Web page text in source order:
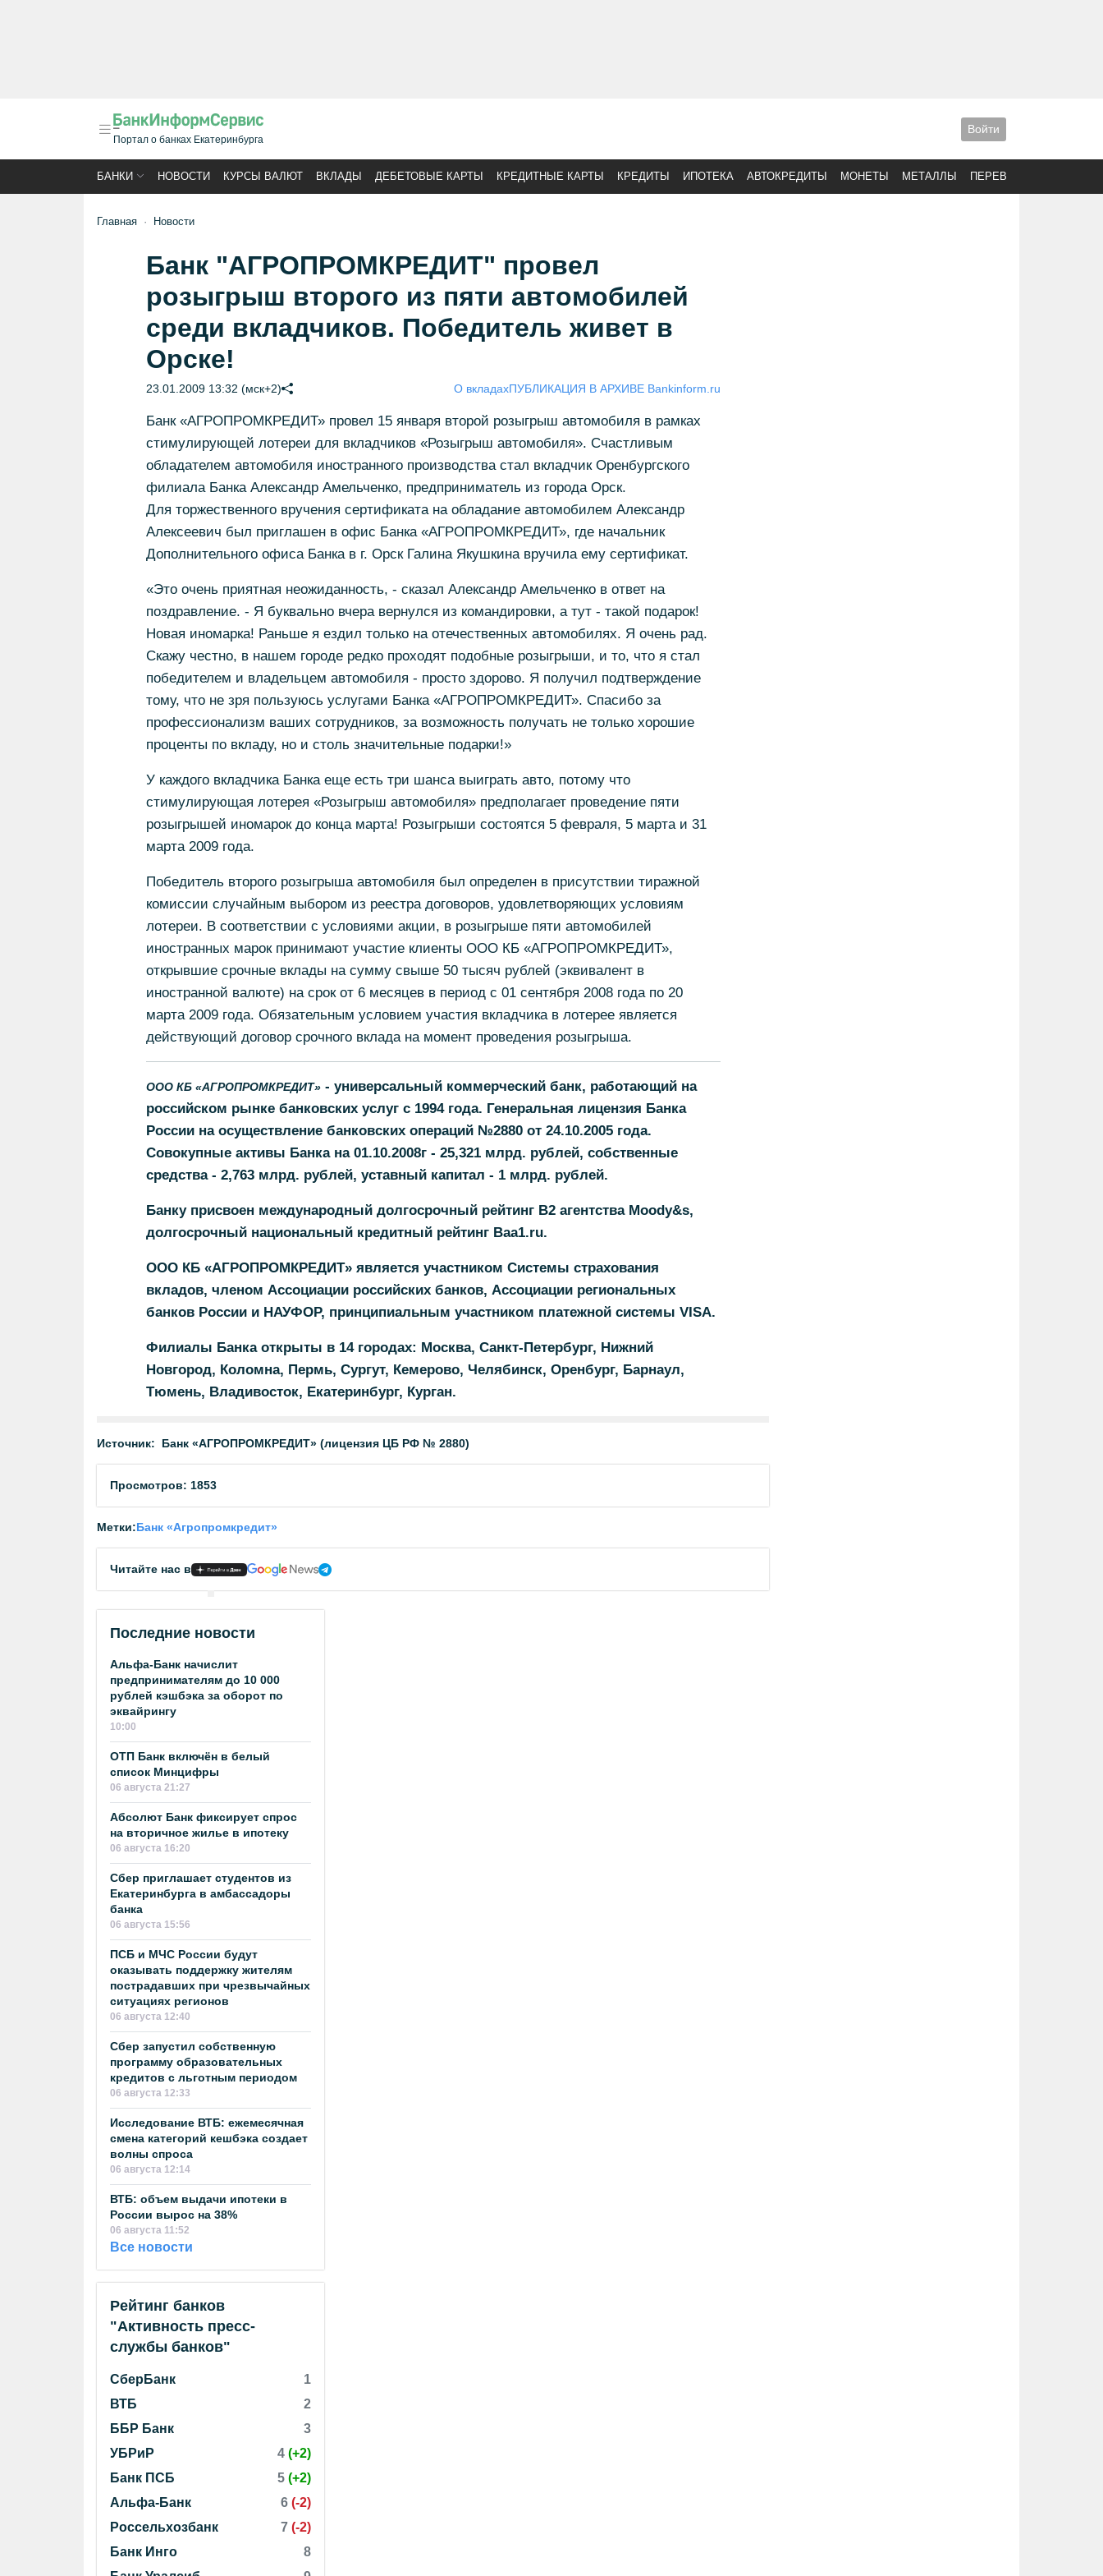
Портал о банках Екатеринбурга
Войти
БАНКИ НОВОСТИ КУРСЫ ВАЛЮТ ВКЛАДЫ ДЕБЕТОВЫЕ КАРТЫ КРЕДИТНЫЕ КАРТЫ КРЕДИТЫ ИПОТЕКА АВТОКРЕДИТЫ МОНЕТЫ МЕТАЛЛЫ ПЕРЕВОДЫ
Главная Новости
Банк "АГРОПРОМКРЕДИТ" провел
розыгрыш второго из пяти автомобилей
среди вкладчиков. Победитель живет в
Орске!
23.01.2009 13:32 (мск+2) О вкладахПУБЛИКАЦИЯ В АРХИВЕ Bankinform.ru
Банк «АГРОПРОМКРЕДИТ» провел 15 января второй розыгрыш автомобиля в рамках
стимулирующей лотереи для вкладчиков «Розыгрыш автомобиля». Счастливым
обладателем автомобиля иностранного производства стал вкладчик Оренбургского
филиала Банка Александр Амельченко, предприниматель из города Орск.
Для торжественного вручения сертификата на обладание автомобилем Александр
Алексеевич был приглашен в офис Банка «АГРОПРОМКРЕДИТ», где начальник
Дополнительного офиса Банка в г. Орск Галина Якушкина вручила ему сертификат.
«Это очень приятная неожиданность, - сказал Александр Амельченко в ответ на
поздравление. - Я буквально вчера вернулся из командировки, а тут - такой подарок!
Новая иномарка! Раньше я ездил только на отечественных автомобилях. Я очень рад.
Скажу честно, в нашем городе редко проходят подобные розыгрыши, и то, что я стал
победителем и владельцем автомобиля - просто здорово. Я получил подтверждение
тому, что не зря пользуюсь услугами Банка «АГРОПРОМКРЕДИТ». Спасибо за
профессионализм ваших сотрудников, за возможность получать не только хорошие
проценты по вкладу, но и столь значительные подарки!»
У каждого вкладчика Банка еще есть три шанса выиграть авто, потому что
стимулирующая лотерея «Розыгрыш автомобиля» предполагает проведение пяти
розыгрышей иномарок до конца марта! Розыгрыши состоятся 5 февраля, 5 марта и 31
марта 2009 года.
Победитель второго розыгрыша автомобиля был определен в присутствии тиражной
комиссии случайным выбором из реестра договоров, удовлетворяющих условиям
лотереи. В соответствии с условиями акции, в розыгрыше пяти автомобилей
иностранных марок принимают участие клиенты ООО КБ «АГРОПРОМКРЕДИТ»,
открывшие срочные вклады на сумму свыше 50 тысяч рублей (эквивалент в
иностранной валюте) на срок от 6 месяцев в период с 01 сентября 2008 года по 20
марта 2009 года. Обязательным условием участия вкладчика в лотерее является
действующий договор срочного вклада на момент проведения розыгрыша.
ООО КБ «АГРОПРОМКРЕДИТ»- универсальный коммерческий банк, работающий на
российском рынке банковских услуг с 1994 года. Генеральная лицензия Банка
России на осуществление банковских операций №2880 от 24.10.2005 года.
Совокупные активы Банка на 01.10.2008г - 25,321 млрд. рублей, собственные
средства - 2,763 млрд. рублей, уставный капитал - 1 млрд. рублей.
Банку присвоен международный долгосрочный рейтинг B2 агентства Moody&s,
долгосрочный национальный кредитный рейтинг Baa1.ru.
ООО КБ «АГРОПРОМКРЕДИТ» является участником Системы страхования
вкладов, членом Ассоциации российских банков, Ассоциации региональных
банков России и НАУФОР, принципиальным участником платежной системы VISA.
Филиалы Банка открыты в 14 городах: Москва, Санкт-Петербург, Нижний
Новгород, Коломна, Пермь, Сургут, Кемерово, Челябинск, Оренбург, Барнаул,
Тюмень, Владивосток, Екатеринбург, Курган.
Источник: Банк «АГРОПРОМКРЕДИТ» (лицензия ЦБ РФ № 2880)
Просмотров: 1853
Метки:Банк «Агропромкредит»
Читайте нас в
Последние новости
Альфа-Банк начислит
предпринимателям до 10 000
рублей кэшбэка за оборот по
эквайрингу
10:00
ОТП Банк включён в белый
список Минцифры
06 августа 21:27
Абсолют Банк фиксирует спрос
на вторичное жилье в ипотеку
06 августа 16:20
Сбер приглашает студентов из
Екатеринбурга в амбассадоры
банка
06 августа 15:56
ПСБ и МЧС России будут
оказывать поддержку жителям
пострадавших при чрезвычайных
ситуациях регионов
06 августа 12:40
Сбер запустил собственную
программу образовательных
кредитов с льготным периодом
06 августа 12:33
Исследование ВТБ: ежемесячная
смена категорий кешбэка создает
волны спроса
06 августа 12:14
ВТБ: объем выдачи ипотеки в
России вырос на 38%
06 августа 11:52
Все новости
Рейтинг банков
"Активность пресс-
службы банков"
СберБанк
1
ВТБ
2
ББР Банк
3
УБРиР
4 (+2)
Банк ПСБ
5 (+2)
Альфа-Банк
6 (-2)
Россельхозбанк
7 (-2)
Банк Инго
8